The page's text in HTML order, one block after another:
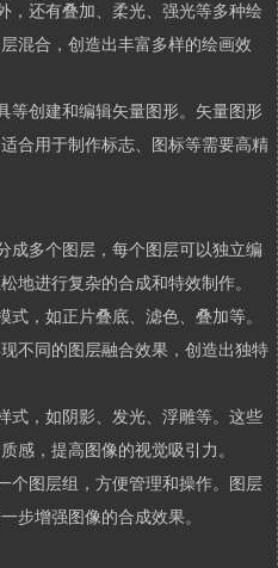
，还有叠加、柔光、强光等多种绘
混合，创造出丰富多样的绘画效
等创建和编辑矢量图形。矢量图形
合用于制作标志、图标等需要高精
成多个图层，每个图层可以独立编
地进行复杂的合成和特效制作。
，如正片叠底、滤色、叠加等。
不同的图层融合效果，创造出独特
式，如阴影、发光、浮雕等。这些
感，提高图像的视觉吸引力。
个图层组，方便管理和操作。图层
步增强图像的合成效果。